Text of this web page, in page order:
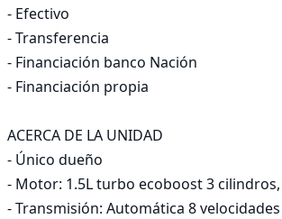
- Efectivo
- Transferencia
- Financiación banco Nación
- Financiación propia
ACERCA DE LA UNIDAD
- Único dueño
- Motor: 1.5L turbo ecoboost 3 cilindros,
- Transmisión: Automática 8 velocidades